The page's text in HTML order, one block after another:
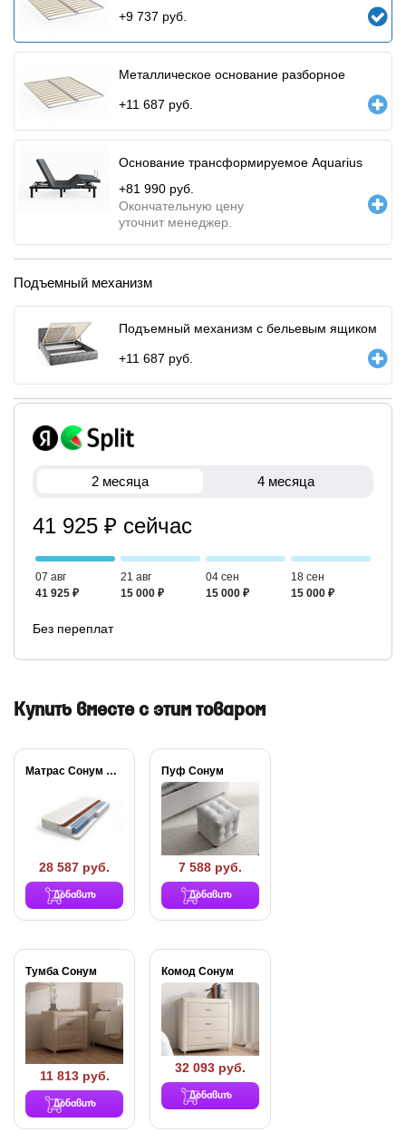
+9 737 руб.
Металлическое основание разборное
+11 687 руб.
Основание трансформируемое Aquarius
+81 990 руб.
Окончательную цену
уточнит менеджер.
Подъемный механизм
Подъемный механизм с бельевым ящиком
+11 687 руб.
2 месяца 4 месяца
41 925 ₽ сейчас
07 авг
41 925 ₽
21 авг
15 000 ₽
04 сен
15 000 ₽
18 сен
15 000 ₽
Без переплат
Купить вместе с этим товаром
Матрас Сонум Balance...
28 587 руб.
Добавить
Пуф Сонум
7 588 руб.
Добавить
Тумба Сонум
11 813 руб.
Добавить
Комод Сонум
32 093 руб.
Добавить